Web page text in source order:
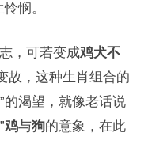
悯。
，可若变成鸡犬不
故，这种生肖组合的
的渴望，就像老话说
鸡与狗的意象，在此